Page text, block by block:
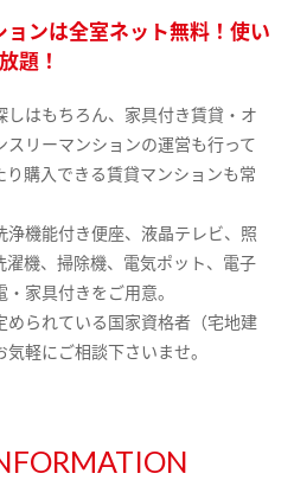
ンは全室ネット無料！使い
放題！
はもちろん、家具付き賃貸・オ
リーマンションの運営も行って
購入できる賃貸マンションも常
機能付き便座、液晶テレビ、照
機、掃除機、電気ポット、電子
家具付きをご用意。
られている国家資格者（宅地建
軽にご相談下さいませ。